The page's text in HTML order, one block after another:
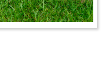
支持等四大推
費繁瑣須核